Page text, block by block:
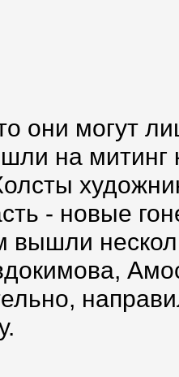
они могут
на митинг
- новые
вышли